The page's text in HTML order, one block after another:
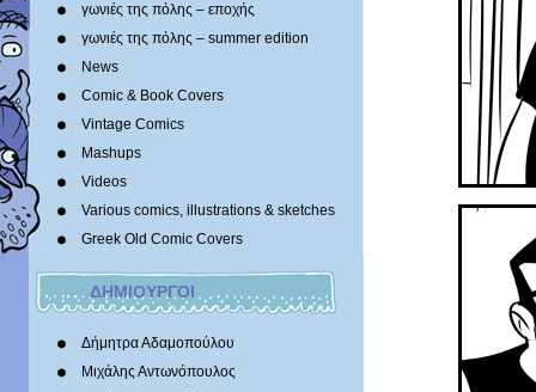
γωνιές της πόλης – εποχής
γωνιές της πόλης – summer edition
News
Comic & Book Covers
Vintage Comics
Mashups
Videos
Various comics, illustrations & sketches
Greek Old Comic Covers
ΔΗΜΙΟΥΡΓΟΙ
Δήμητρα Αδαμοπούλου
Μιχάλης Αντωνόπουλος